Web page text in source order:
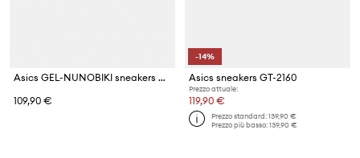
Asics GEL-NUNOBIKI sneakers da donna
109,90 €
-14%
Asics sneakers GT-2160
Prezzo attuale:
119,90 €
Prezzo standard:139,90 €
Prezzo più basso:139,90 €